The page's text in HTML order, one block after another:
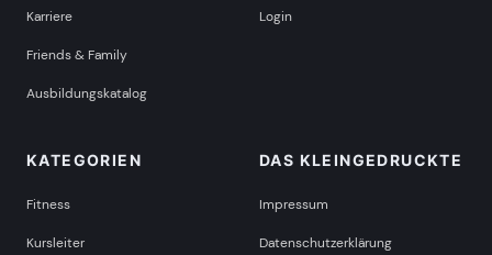
Karriere
Friends & Family
Ausbildungskatalog
Login
KATEGORIEN
Fitness
Kursleiter
DAS KLEINGEDRUCKTE
Impressum
Datenschutzerklärung